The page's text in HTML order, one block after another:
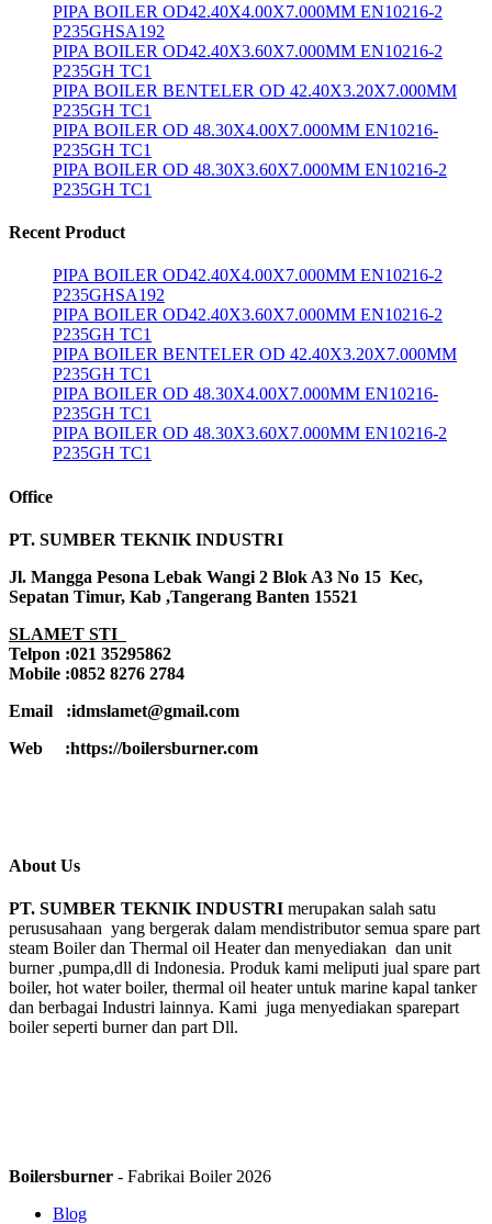
PIPA BOILER OD42.40X4.00X7.000MM EN10216-2
P235GHSA192
PIPA BOILER OD42.40X3.60X7.000MM EN10216-2
P235GH TC1
PIPA BOILER BENTELER OD 42.40X3.20X7.000MM
P235GH TC1
PIPA BOILER OD 48.30X4.00X7.000MM EN10216-
P235GH TC1
PIPA BOILER OD 48.30X3.60X7.000MM EN10216-2
P235GH TC1
Recent Product
PIPA BOILER OD42.40X4.00X7.000MM EN10216-2
P235GHSA192
PIPA BOILER OD42.40X3.60X7.000MM EN10216-2
P235GH TC1
PIPA BOILER BENTELER OD 42.40X3.20X7.000MM
P235GH TC1
PIPA BOILER OD 48.30X4.00X7.000MM EN10216-
P235GH TC1
PIPA BOILER OD 48.30X3.60X7.000MM EN10216-2
P235GH TC1
Office
PT. SUMBER TEKNIK INDUSTRI
Jl. Mangga Pesona Lebak Wangi 2 Blok A3 No 15 Kec,
Sepatan Timur, Kab ,Tangerang Banten 15521
SLAMET STI
Telpon :021 35295862
Mobile :0852 8276 2784
Email :idmslamet@gmail.com
Web :https://boilersburner.com
About Us
PT. SUMBER TEKNIK INDUSTRI merupakan salah satu
perususahaan yang bergerak dalam mendistributor semua spare part
steam Boiler dan Thermal oil Heater dan menyediakan dan unit
burner ,pumpa,dll di Indonesia. Produk kami meliputi jual spare part
boiler, hot water boiler, thermal oil heater untuk marine kapal tanker
dan berbagai Industri lainnya. Kami juga menyediakan sparepart
boiler seperti burner dan part Dll.
Boilersburner - Fabrikai Boiler 2026
Blog